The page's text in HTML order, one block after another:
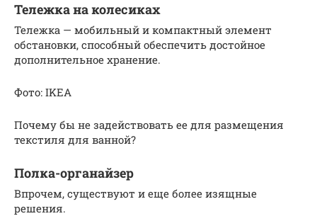
Тележка на колесиках
Тележка — мобильный и компактный элемент
обстановки, способный обеспечить достойное
дополнительное хранение.
Фото: IKEA
Почему бы не задействовать ее для размещения
текстиля для ванной?
Полка-органайзер
Впрочем, существуют и еще более изящные
решения.